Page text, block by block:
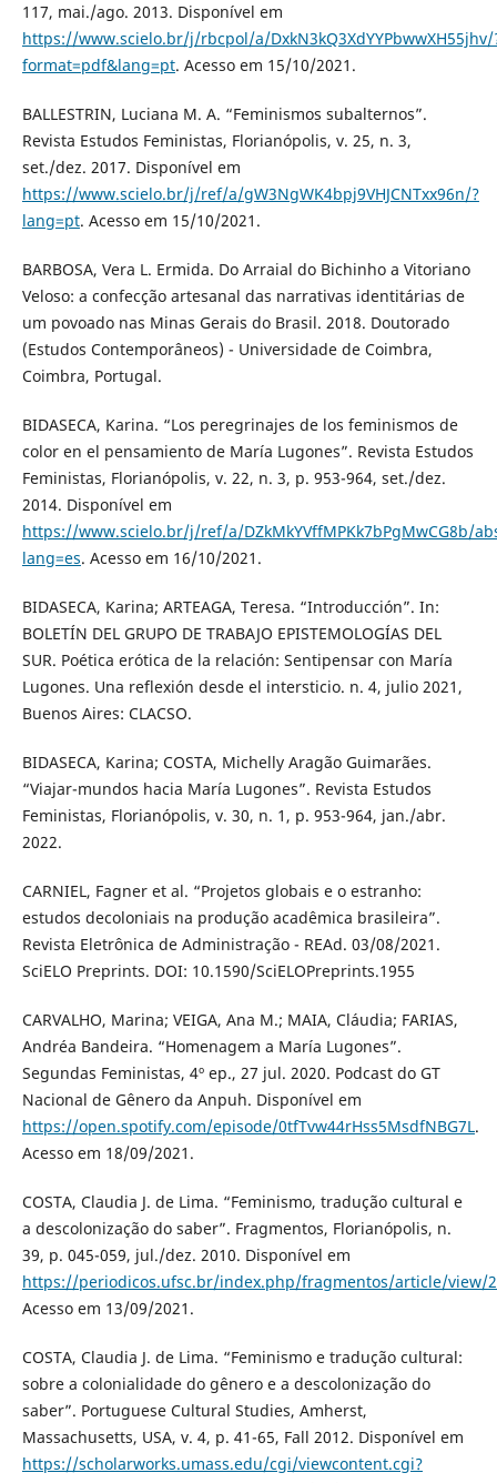
117, mai./ago. 2013. Disponível em
https://www.scielo.br/j/rbcpol/a/DxkN3kQ3XdYYPbwwXH55jhv/
format=pdf&lang=pt. Acesso em 15/10/2021.
BALLESTRIN, Luciana M. A. “Feminismos subalternos”.
Revista Estudos Feministas, Florianópolis, v. 25, n. 3,
set./dez. 2017. Disponível em
https://www.scielo.br/j/ref/a/gW3NgWK4bpj9VHJCNTxx96n/?
lang=pt. Acesso em 15/10/2021.
BARBOSA, Vera L. Ermida. Do Arraial do Bichinho a Vitoriano
Veloso: a confecção artesanal das narrativas identitárias de
um povoado nas Minas Gerais do Brasil. 2018. Doutorado
(Estudos Contemporâneos) - Universidade de Coimbra,
Coimbra, Portugal.
BIDASECA, Karina. “Los peregrinajes de los feminismos de
color en el pensamiento de María Lugones”. Revista Estudos
Feministas, Florianópolis, v. 22, n. 3, p. 953-964, set./dez.
2014. Disponível em
https://www.scielo.br/j/ref/a/DZkMkYVffMPKk7bPgMwCG8b/
lang=es. Acesso em 16/10/2021.
BIDASECA, Karina; ARTEAGA, Teresa. “Introducción”. In:
BOLETÍN DEL GRUPO DE TRABAJO EPISTEMOLOGÍAS DEL
SUR. Poética erótica de la relación: Sentipensar con María
Lugones. Una reflexión desde el intersticio. n. 4, julio 2021,
Buenos Aires: CLACSO.
BIDASECA, Karina; COSTA, Michelly Aragão Guimarães.
“Viajar-mundos hacia María Lugones”. Revista Estudos
Feministas, Florianópolis, v. 30, n. 1, p. 953-964, jan./abr.
2022.
CARNIEL, Fagner et al. “Projetos globais e o estranho:
estudos decoloniais na produção acadêmica brasileira”.
Revista Eletrônica de Administração - REAd. 03/08/2021.
SciELO Preprints. DOI: 10.1590/SciELOPreprints.1955
CARVALHO, Marina; VEIGA, Ana M.; MAIA, Cláudia; FARIAS,
Andréa Bandeira. “Homenagem a María Lugones”.
Segundas Feministas, 4º ep., 27 jul. 2020. Podcast do GT
Nacional de Gênero da Anpuh. Disponível em
https://open.spotify.com/episode/0tfTvw44rHss5MsdfNBG7L.
Acesso em 18/09/2021.
COSTA, Claudia J. de Lima. “Feminismo, tradução cultural e
a descolonização do saber”. Fragmentos, Florianópolis, n.
39, p. 045-059, jul./dez. 2010. Disponível em
https://periodicos.ufsc.br/index.php/fragmentos/article/view/
Acesso em 13/09/2021.
COSTA, Claudia J. de Lima. “Feminismo e tradução cultural:
sobre a colonialidade do gênero e a descolonização do
saber”. Portuguese Cultural Studies, Amherst,
Massachusetts, USA, v. 4, p. 41-65, Fall 2012. Disponível em
https://scholarworks.umass.edu/cgi/viewcontent.cgi?